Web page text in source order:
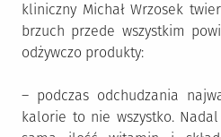
kliniczny Michał Wrzosek
brzuch przede wszystkim
odżywczo produkty:
– podczas odchudzania
kalorie to nie wszystko.